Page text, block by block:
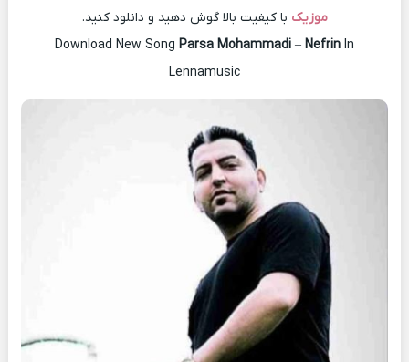
موزیک با کیفیت بالا گوش دهید و دانلود کنید.
Download New Song Parsa Mohammadi – Nefrin In
Lennamusic